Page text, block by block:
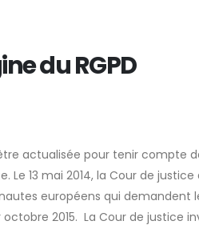
du RGPD
actualisée pour tenir compte
13 mai 2014, la Cour de justice
européens qui demandent
octobre 2015. La Cour de justice